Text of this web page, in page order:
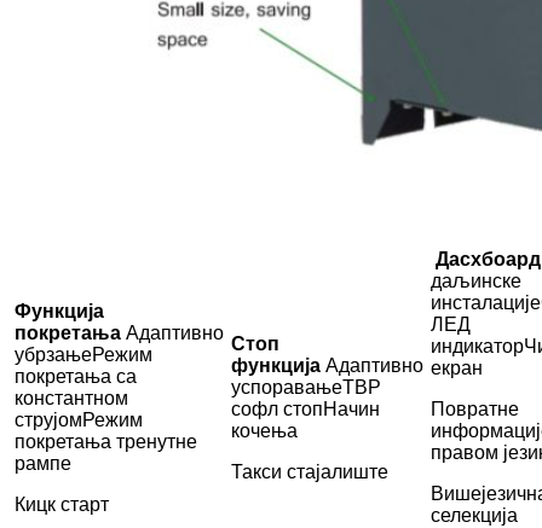
Функција
покретања Адаптивно
убрзањеРежим
покретања са
константном
струјомРежим
покретања тренутне
рампе
Кицк старт
Стоп
функција Адаптивно
успоравањеТВР
софл стопНачин
кочења
Такси стајалиште
Дасхбоард
даљинске
инсталације
ЛЕД
индикатор
екран
Повратне
правом
селекција